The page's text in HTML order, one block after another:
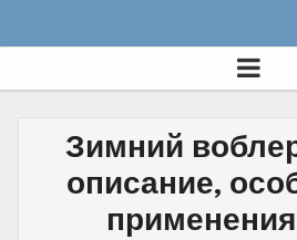
Зимний
описание,